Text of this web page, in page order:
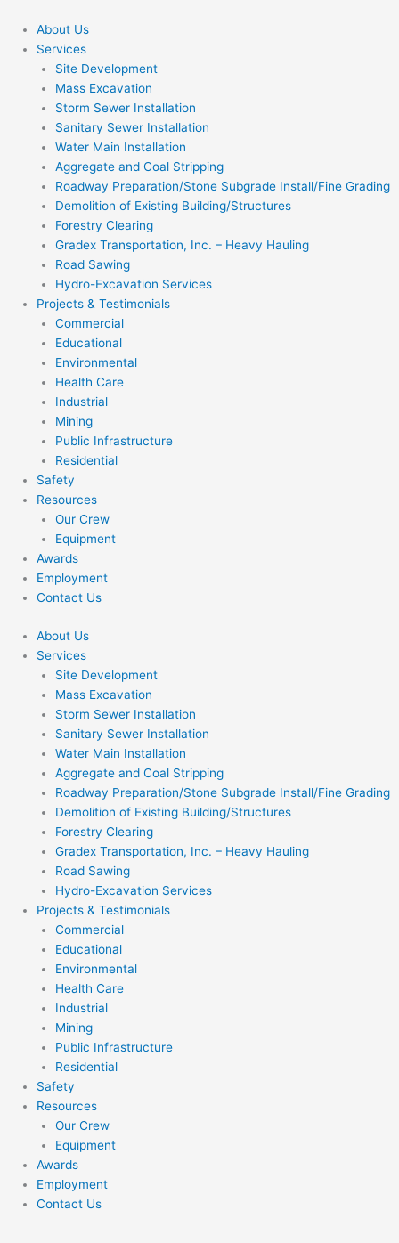
content
About Us
Services
Site Development
Mass Excavation
Storm Sewer Installation
Sanitary Sewer Installation
Water Main Installation
Aggregate and Coal Stripping
Roadway Preparation/Stone Subgrade Install/Fine Grading
Demolition of Existing Building/Structures
Forestry Clearing
Gradex Transportation, Inc. – Heavy Hauling
Road Sawing
Hydro-Excavation Services
Projects & Testimonials
Commercial
Educational
Environmental
Health Care
Industrial
Mining
Public Infrastructure
Residential
Safety
Resources
Our Crew
Equipment
Awards
Employment
Contact Us
About Us
Services
Site Development
Mass Excavation
Storm Sewer Installation
Sanitary Sewer Installation
Water Main Installation
Aggregate and Coal Stripping
Roadway Preparation/Stone Subgrade Install/Fine Grading
Demolition of Existing Building/Structures
Forestry Clearing
Gradex Transportation, Inc. – Heavy Hauling
Road Sawing
Hydro-Excavation Services
Projects & Testimonials
Commercial
Educational
Environmental
Health Care
Industrial
Mining
Public Infrastructure
Residential
Safety
Resources
Our Crew
Equipment
Awards
Employment
Contact Us